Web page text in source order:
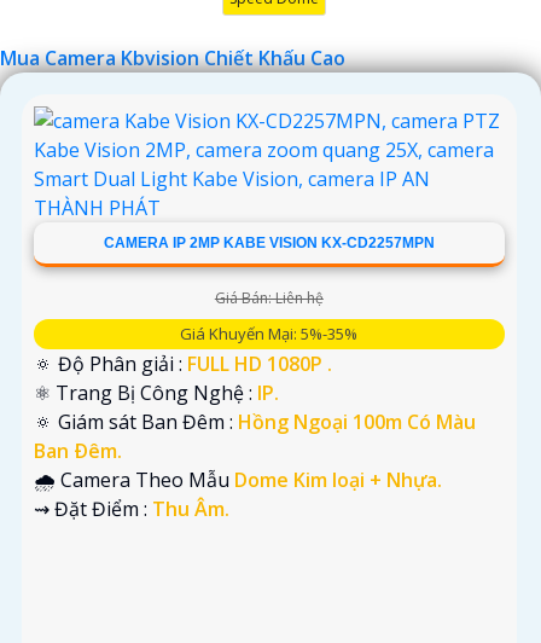
Mua Camera Kbvision Chiết Khấu Cao
CAMERA IP 2MP KABE VISION KX-CD2257MPN
Giá Bán: Liên hệ
Giá Khuyến Mại: 5%-35%
🔅 Độ Phân giải : FULL HD 1080P .
⚛️ Trang Bị Công Nghệ : IP.
🔅 Giám sát Ban Đêm : Hồng Ngoại 100m Có Màu
Ban Ðêm.
🌧️ Camera Theo Mẫu Dome Kim loại + Nhựa.
️⇝ Đặt Điểm : Thu Âm.